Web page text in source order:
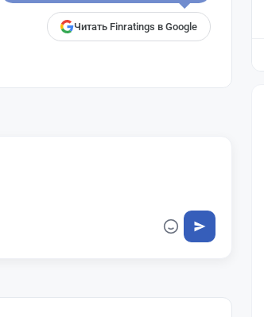
Читать Finratings в Google